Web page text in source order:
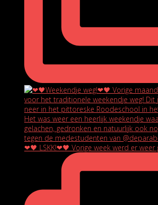
❤🖤 LSKK!❤🖤 Vorige week werd er